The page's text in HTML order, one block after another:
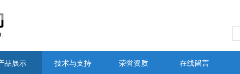
品展示 技术与支持 荣誉资质 在线留言